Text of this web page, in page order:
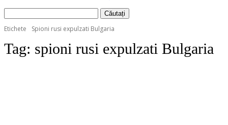
Etichete Spioni rusi expulzati Bulgaria
Tag: spioni rusi expulzati Bulgaria